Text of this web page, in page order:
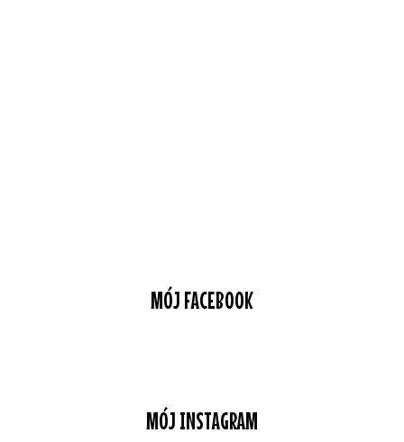
MÓJ FACEBOOK
MÓJ INSTAGRAM